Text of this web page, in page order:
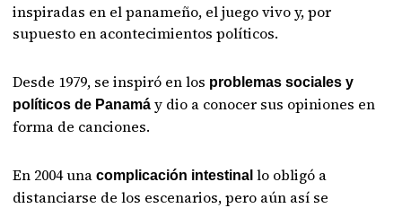
inspiradas en el panameño, el juego vivo y, por
supuesto en acontecimientos políticos.
Desde 1979, se inspiró en los problemas sociales y
políticos de Panamáy dio a conocer sus opiniones en
forma de canciones.
En 2004 unacomplicación intestinal lo obligó a
distanciarse de los escenarios, pero aún así se